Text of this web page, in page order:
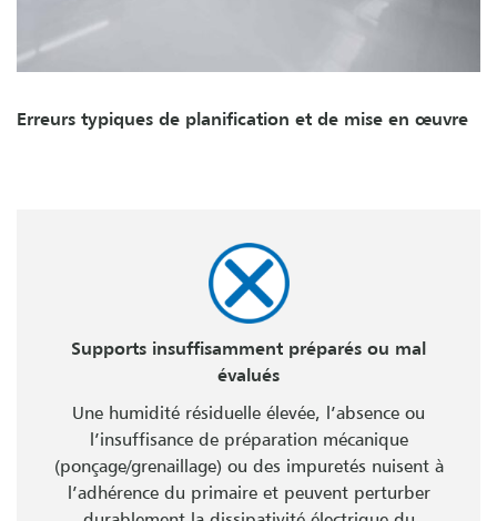
Erreurs typiques de planification et de mise en œuvre
Supports insuffisamment préparés ou mal
évalués
Une humidité résiduelle élevée, l’absence ou
l’insuffisance de préparation mécanique
(ponçage/grenaillage) ou des impuretés nuisent à
l’adhérence du primaire et peuvent perturber